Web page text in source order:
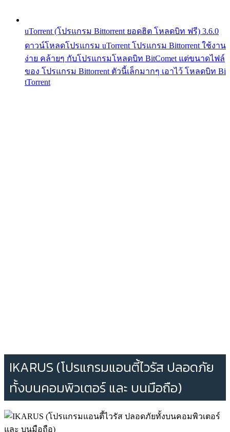
uTorrent (โปรแกรม Bittorrent ยอดฮิต โหลดบิท ฟรี) 3.6.0
ดาวน์โหลดโปรแกรม uTorrent โปรแกรม Bittorrent ใช้งาน
ง่าย คล้ายๆ กับโปรแกรมโหลดบิท BitComet แต่ขนาดไฟล์
ของ โปรแกรม Bittorrent ตัวนี้เล็กมากๆ เอาไว้ โหลดบิท Bi
tTorrent
IKARUS (โปรแกรมแอนตี้ไวรัส ปลอดภัย
ทั้งบนคอมพิวเตอร์ และ บนมือถือ)